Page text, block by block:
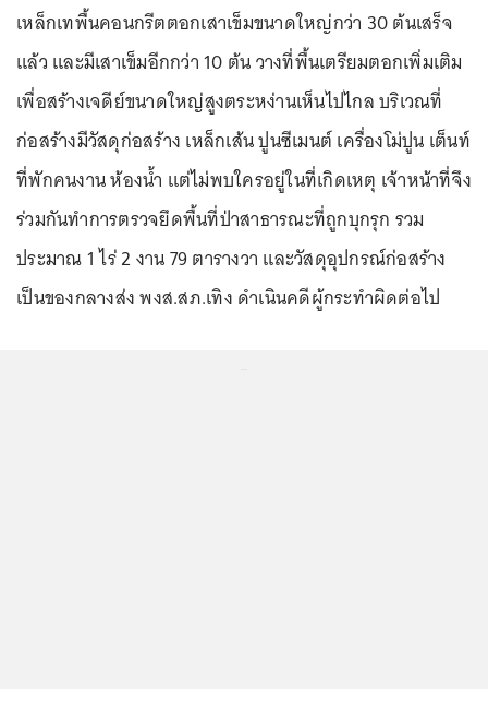
เหล็กเทพื้นคอนกรีตตอกเสาเข็มขนาดใหญ่กว่า 30 ต้นเสร็จ
แล้ว และมีเสาเข็มอีกกว่า 10 ต้น วางที่พื้นเตรียมตอกเพิ่มเติม
เพื่อสร้างเจดีย์ขนาดใหญ่สูงตระหง่านเห็นไปไกล บริเวณที่
ก่อสร้างมีวัสดุก่อสร้าง เหล็กเส้น ปูนซีเมนต์ เครื่องโม่ปูน เต็นท์
ที่พักคนงาน ห้องน้ำ แต่ไม่พบใครอยู่ในที่เกิดเหตุ เจ้าหน้าที่จึง
ร่วมกันทำการตรวจยึดพื้นที่ป่าสาธารณะที่ถูกบุกรุก รวม
ประมาณ 1 ไร่ 2 งาน 79 ตารางวา และวัสดุอุปกรณ์ก่อสร้าง
เป็นของกลางส่ง พงส.สภ.เทิง ดำเนินคดีผู้กระทำผิดต่อไป